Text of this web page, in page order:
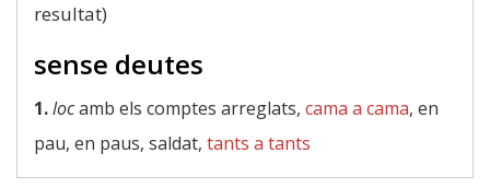
resultat)
sense deutes
1.locamb els comptes arreglats, cama a cama, en
pau, en paus, saldat, tants a tants